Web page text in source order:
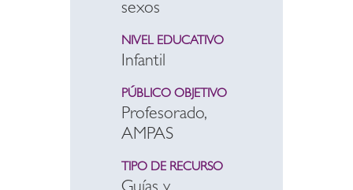
sexos
NIVEL EDUCATIVO
Infantil
PÚBLICO OBJETIVO
Profesorado,
AMPAS
TIPO DE RECURSO